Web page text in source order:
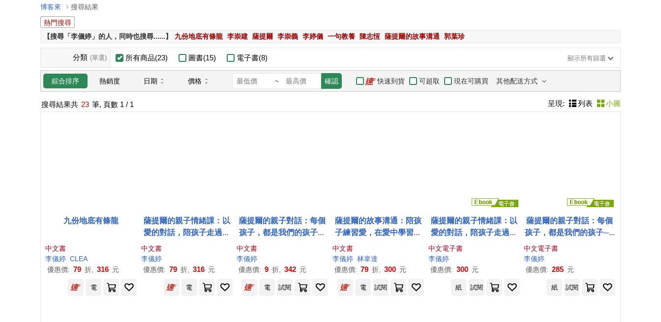
博客來
搜尋結果
熱門搜尋
【搜尋「李儀婷」的人，同時也搜尋......】
九份地底有條龍 李崇建 薩提爾 李崇義 李婷儀 一句教養 陳志恆 薩提爾的故事溝通 郭葉珍
分類 (單選) 所有商品(23) 圖書(15) 電子書(8) 顯示所有篩選
綜合排序 熱銷度 日期 價格 ~ 確認 快速到貨 可超取 現在可購買 其他配送方式
搜尋結果共 23 筆, 頁數 1 / 1 呈現: 列表 小圖
九份地底有條龍
中文書
李儀婷 CLEA
優惠價: 79 折, 316 元
薩提爾的親子情緒課：以
愛的對話，陪孩子走過情
中文書
李儀婷
優惠價: 79 折, 316 元
薩提爾的親子對話：每個
孩子，都是我們的孩子：
從實戰經驗淬鍊超強親子
對話(附超擬真實作練習)
中文書
李儀婷
優惠價: 9 折, 342 元
薩提爾的故事溝通：陪孩
子練習愛，在愛中學習成
中文書
李儀婷 林韋達
優惠價: 79 折, 300 元
薩提爾的親子情緒課：以
愛的對話，陪孩子走過情
緒風暴 (電子書)
中文電子書
李儀婷
優惠價: 300 元
薩提爾的親子對話：每個
孩子，都是我們的孩子──
從實戰經驗淬鍊超強親子
對話(附超擬真實作練習)
(電子書)
中文電子書
李儀婷
優惠價: 285 元
電 電 電 試閱 電 試閱 紙 試閱 紙 試閱